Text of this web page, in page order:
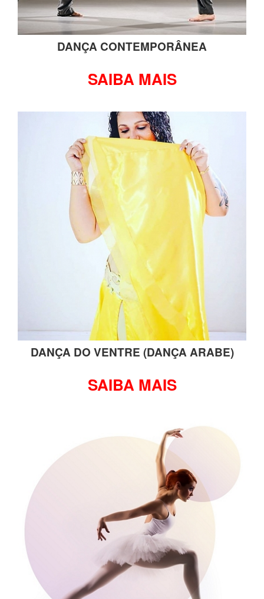
DANÇA CONTEMPORÂNEA
SAIBA MAIS
DANÇA DO VENTRE (DANÇA ARABE)
SAIBA MAIS